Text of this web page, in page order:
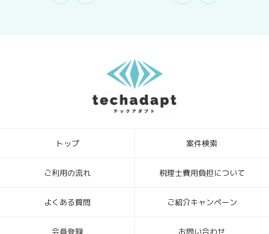
トップ 案件検索
ご利用の流れ 税理士費用負担について
よくある質問 ご紹介キャンペーン
会員登録 お問い合わせ